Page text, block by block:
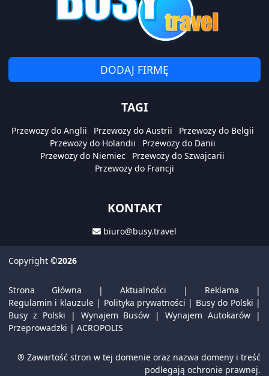
DODAJ FIRMĘ
TAGI
Przewozy do Anglii Przewozy do Austrii
Przewozy do Belgii
Przewozy do Holandii
Przewozy do Danii
Przewozy do Niemiec
Przewozy do Szwajcarii
Przewozy do Francji
KONTAKT
biuro@busy.travel
Copyright ©2026
Strona Główna | Aktualności | Reklama |
Regulamin i klauzule| Polityka prywatności | Busy do Polski |
Busy z Polski | Wynajem Busów |Wynajem Autokarów |
Przeprowadzki | ACROPOLIS
® Zawartość stron w tej domenie oraz nazwa domeny i treść
podlegają ochronie prawnej.